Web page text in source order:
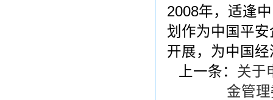
2008年，适逢
划作为中国平
开展，为中国
上一条： 关于
金管